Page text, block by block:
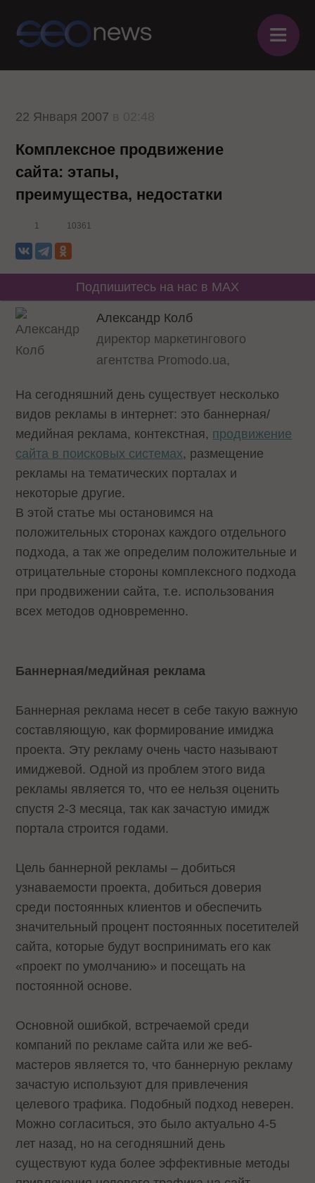
≡
22 Января 2007
Комплексное продвижение
сайта: этапы,
преимущества, недостатки
1 10361
Подпишитесь на нас в MAX
Александр Колб
директор маркетингового
агентства Promodo.ua,
На сегодняшний день существует несколько
видов рекламы в интернет: это баннерная/
медийная реклама, контекстная, продвижение
сайта в поисковых системах, размещение
рекламы на тематических порталах и
некоторые другие.
В этой статье мы остановимся на
положительных сторонах каждого отдельного
подхода, а так же определим положительные и
отрицательные стороны комплексного подхода
при продвижении сайта, т.е. использования
всех методов одновременно.
Баннерная/медийная реклама
Баннерная реклама несет в себе такую важную
составляющую, как формирование имиджа
проекта. Эту рекламу очень часто называют
имиджевой. Одной из проблем этого вида
рекламы является то, что ее нельзя оценить
спустя 2-3 месяца, так как зачастую имидж
портала строится годами.
Цель баннерной рекламы – добиться
узнаваемости проекта, добиться доверия
среди постоянных клиентов и обеспечить
значительный процент постоянных посетителей
сайта, которые будут воспринимать его как
«проект по умолчанию» и посещать на
постоянной основе.
Основной ошибкой, встречаемой среди
компаний по рекламе сайта или же веб-
мастеров является то, что баннерную рекламу
зачастую используют для привлечения
целевого трафика. Подобный подход неверен.
Можно согласиться, это было актуально 4-5
лет назад, но на сегодняшний день
существуют куда более эффективные методы